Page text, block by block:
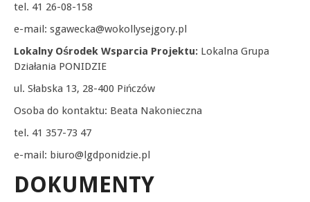
tel. 41 26-08-158
e-mail: sgawecka@wokollysejgory.pl
Lokalny Ośrodek Wsparcia Projektu: Lokalna Grupa
Działania PONIDZIE
ul. Słabska 13, 28-400 Pińczów
Osoba do kontaktu: Beata Nakonieczna
tel. 41 357-73 47
e-mail: biuro@lgdponidzie.pl
DOKUMENTY